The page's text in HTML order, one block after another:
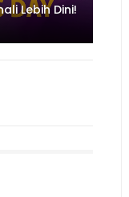
Lebih Dini!